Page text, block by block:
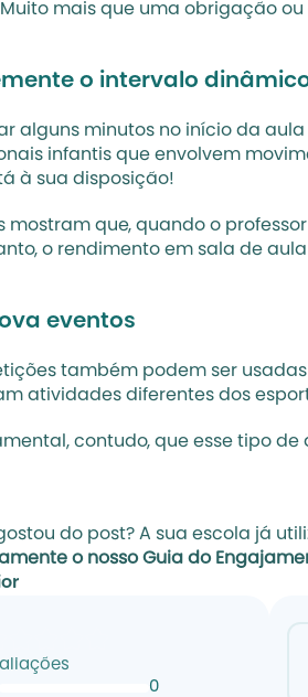
Muito mais que uma obrigação
o intervalo
alguns minutos no início da
infantis que envolvem
à sua disposição!
mostram que, quando o
o rendimento em sala de
eventos
também podem ser
atividades diferentes dos
contudo, que esse tipo
do post? A sua escola já
o nosso Guia do
0